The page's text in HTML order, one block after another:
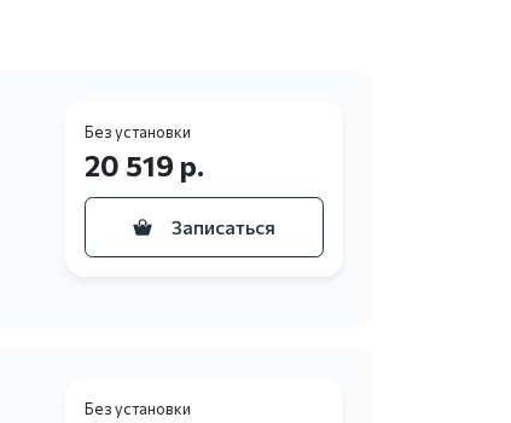
Без установки
20 519 р.
Записаться
Без установки